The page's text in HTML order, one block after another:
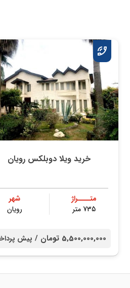
خرید ویلا دوبلکس رویان
متــــراژ
735 متر
شهر
رویان
5,500,000,000 تومان / پیش